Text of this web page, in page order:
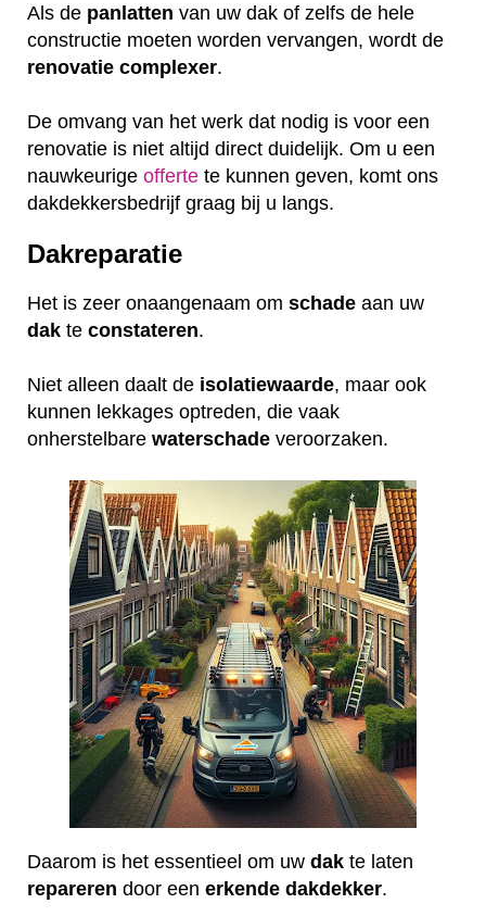
Als de panlatten van uw dak of zelfs de hele
constructie moeten worden vervangen, wordt de
renovatie complexer.
De omvang van het werk dat nodig is voor een
renovatie is niet altijd direct duidelijk. Om u een
nauwkeurige offerte te kunnen geven, komt ons
dakdekkersbedrijf graag bij u langs.
Dakreparatie
Het is zeer onaangenaam om schade aan uw
dak te constateren.
Niet alleen daalt de isolatiewaarde, maar ook
kunnen lekkages optreden, die vaak
onherstelbare waterschade veroorzaken.
Daarom is het essentieel om uw dak te laten
repareren door een erkende dakdekker.